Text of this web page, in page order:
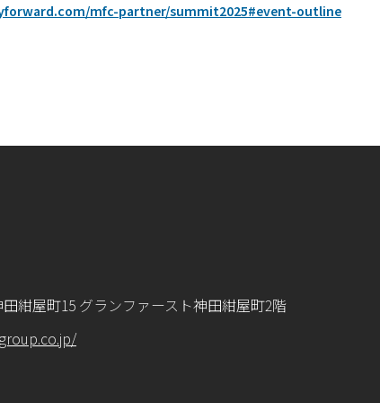
mfc-partner/summit2025#event-outline
紺屋町15 グランファースト神田紺屋町2階